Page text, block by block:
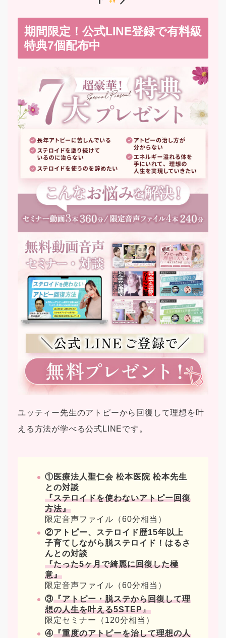
期間限定！公式LINE登録で有料級
特典7個配布中
ユッティー先生のアトピーから回復して理想を叶
える方法が学べる公式LINEです。
①医療法人聖仁会 松本医院 松本先生
との対談
『ステロイドを使わないアトピー回復
方法』
限定音声ファイル（60分相当）
②アトピー、ステロイド歴15年以上
子育てしながら脱ステロイド！はるさ
んとの対談
『たった5ヶ月で綺麗に回復した極
意』
限定音声ファイル（60分相当）
③『アトピー・脱ステから回復して理
想の人生を叶える5STEP』
限定セミナー（120分相当）
④『重度のアトピーを治して理想の人